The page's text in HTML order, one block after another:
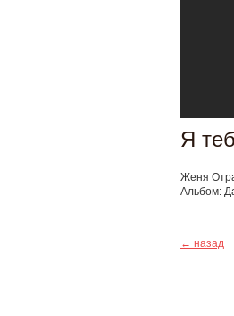
Я
Женя
Альбом:
← назад